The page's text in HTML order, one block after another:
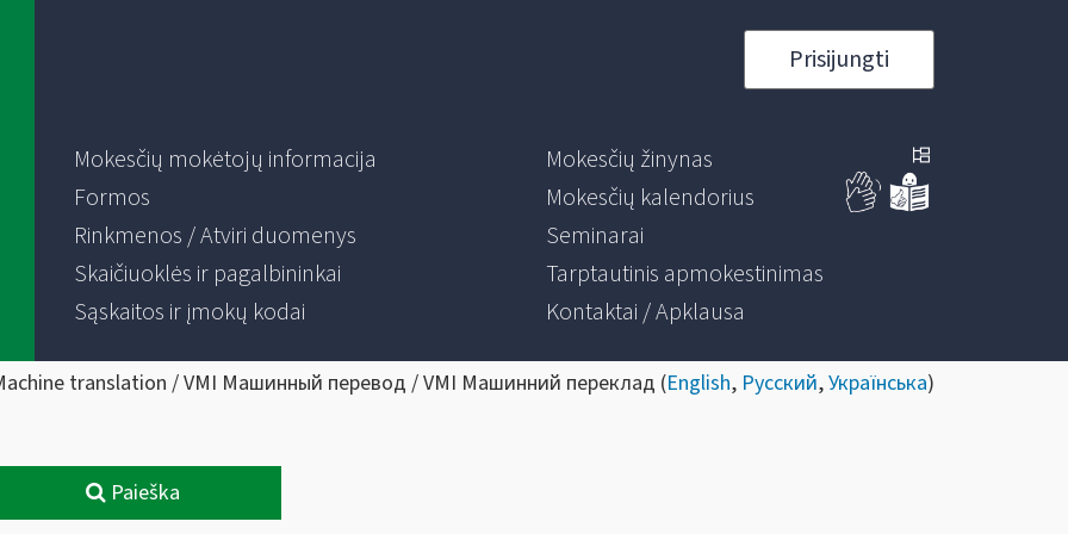
Prisijungti
Mokesčių mokėtojų informacija
Formos
Rinkmenos / Atviri duomenys
Skaičiuoklės ir pagalbininkai
Sąskaitos ir įmokų kodai
Mokesčių žinynas
Mokesčių kalendorius
Seminarai
Tarptautinis apmokestinimas
Kontaktai / Apklausa
translation / VMI Машинный перевод / VMI Машинний переклад (English, Русский,Українська)
Paieška